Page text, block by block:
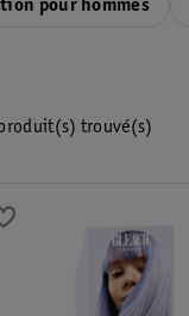
pour hommes
trouvé(s)